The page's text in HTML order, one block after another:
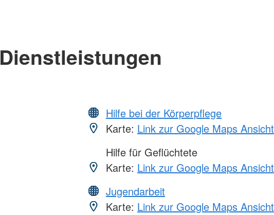
Dienstleistungen
Hilfe bei der Körperpflege
Karte: Link zur Google Maps Ansicht
Hilfe für Geflüchtete
Karte: Link zur Google Maps Ansicht
Jugendarbeit
Karte: Link zur Google Maps Ansicht